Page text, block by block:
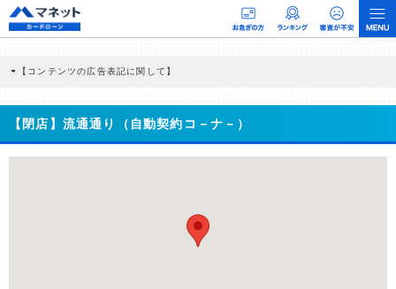
【コンテンツの広告表記に関して】
商品を根拠なくPRするものではなく、当編集部の調査／ユーザーへの口コミ収集な
どに基づき、公平性を担保した情報提供を行っています。
>提携企業一覧
【閉店】流通通り（自動契約コ－ナ－）